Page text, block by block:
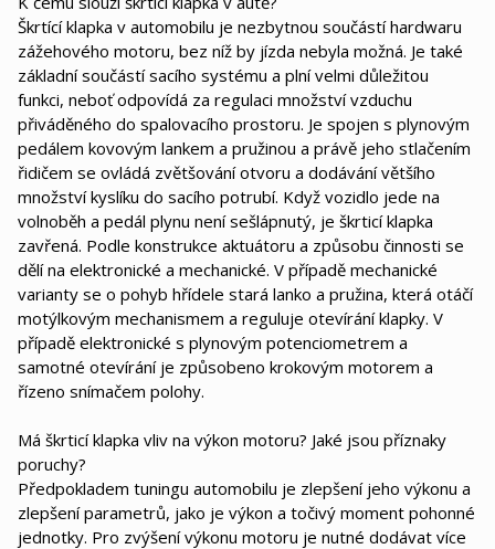
Škrtící klapka v automobilu je nezbytnou součástí hardwaru
zážehového motoru, bez níž by jízda nebyla možná. Je také
základní součástí sacího systému a plní velmi důležitou
funkci, neboť odpovídá za regulaci množství vzduchu
přiváděného do spalovacího prostoru. Je spojen s plynovým
pedálem kovovým lankem a pružinou a právě jeho stlačením
řidičem se ovládá zvětšování otvoru a dodávání většího
množství kyslíku do sacího potrubí. Když vozidlo jede na
volnoběh a pedál plynu není sešlápnutý, je škrticí klapka
zavřená. Podle konstrukce aktuátoru a způsobu činnosti se
dělí na elektronické a mechanické. V případě mechanické
varianty se o pohyb hřídele stará lanko a pružina, která otáčí
motýlkovým mechanismem a reguluje otevírání klapky. V
případě elektronické s plynovým potenciometrem a
samotné otevírání je způsobeno krokovým motorem a
řízeno snímačem polohy.
Má škrticí klapka vliv na výkon motoru? Jaké jsou příznaky
poruchy?
Předpokladem tuningu automobilu je zlepšení jeho výkonu a
zlepšení parametrů, jako je výkon a točivý moment pohonné
jednotky. Pro zvýšení výkonu motoru je nutné dodávat více